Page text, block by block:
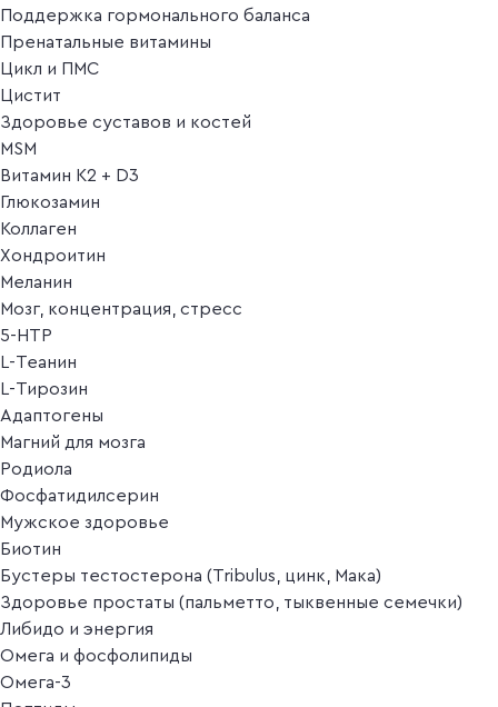
Поддержка гормонального баланса
Пренатальные витамины
Цикл и ПМС
Цистит
Здоровье суставов и костей
MSM
Витамин K2 + D3
Глюкозамин
Коллаген
Хондроитин
Меланин
Мозг, концентрация, стресс
5-HTP
L-Теанин
L-Тирозин
Адаптогены
Магний для мозга
Родиола
Фосфатидилсерин
Мужское здоровье
Биотин
Бустеры тестостерона (Tribulus, цинк, Мака)
Здоровье простаты (пальметто, тыквенные семечки)
Либидо и энергия
Омега и фосфолипиды
Омега-3